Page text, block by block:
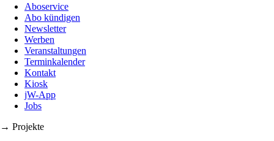
Aboservice
Abo kündigen
Newsletter
Werben
Veranstaltungen
Terminkalender
Kontakt
Kiosk
jW-App
Jobs
→ Projekte